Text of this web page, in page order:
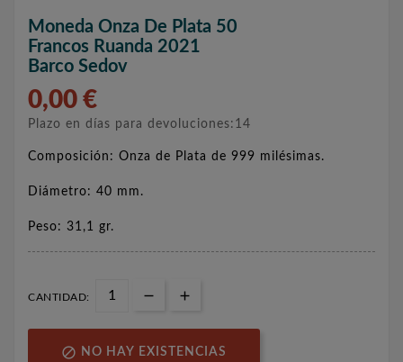
Moneda Onza De Plata 50
Francos Ruanda 2021
Barco Sedov
0,00 €
Plazo en días para devoluciones:14
Composición: Onza de Plata de 999 milésimas.
Diámetro: 40 mm.
Peso: 31,1 gr.
CANTIDAD:
 NO HAY EXISTENCIAS